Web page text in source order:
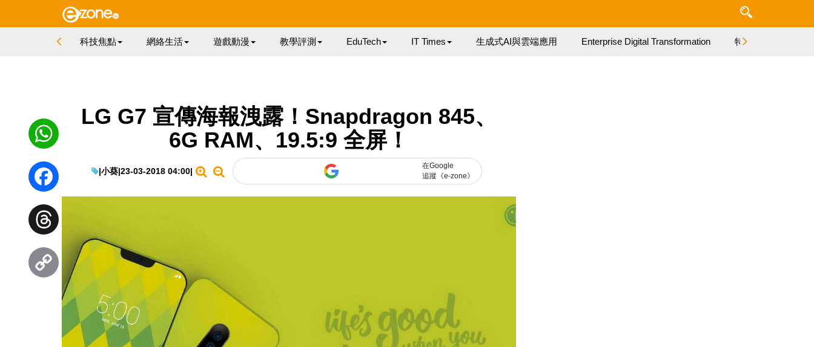
科技焦點 網絡生活 遊戲動漫 教學評測 EduTech IT Times 生成式AI與雲端應用 Enterprise Digital Transformation 特集
LG G7 宣傳海報洩露！Snapdragon 845、
6G RAM、19.5:9 全屏！
|小葵|23-03-2018 04:00|
在Google
追蹤《e-zone》
WhatsApp
Facebook
Threads
Copy